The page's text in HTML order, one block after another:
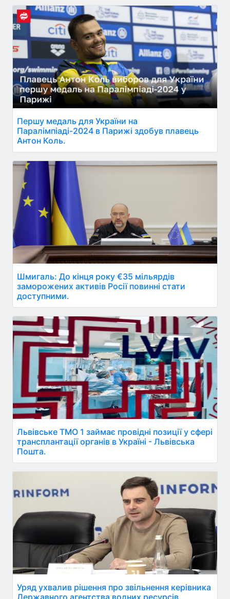
Першу медаль для України на
Паралімпіаді-2024 в Парижі здобув плавець
Антон Коль.
Шмигаль: До кінця року €35 мільярдів
заморожених активів Росії повинні стати
доступними.
Львівське ТМО 1 займає провідні позиції у сфері
трансплантації органів в Україні - Львівська
Пошта.
Уряд ухвалив рішення про звільнення керівника
Державного агентства водних ресурсів